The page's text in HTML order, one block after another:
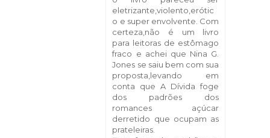
eletrizante,violento,erótic
o e super envolvente. Com
certeza,não é um livro
para leitoras de estômago
fraco e achei que Nina G.
Jones se saiu bem com sua
proposta,levando em
conta que A Dívida foge
dos padrões dos
romances açúcar
derretido que ocupam as
prateleiras.